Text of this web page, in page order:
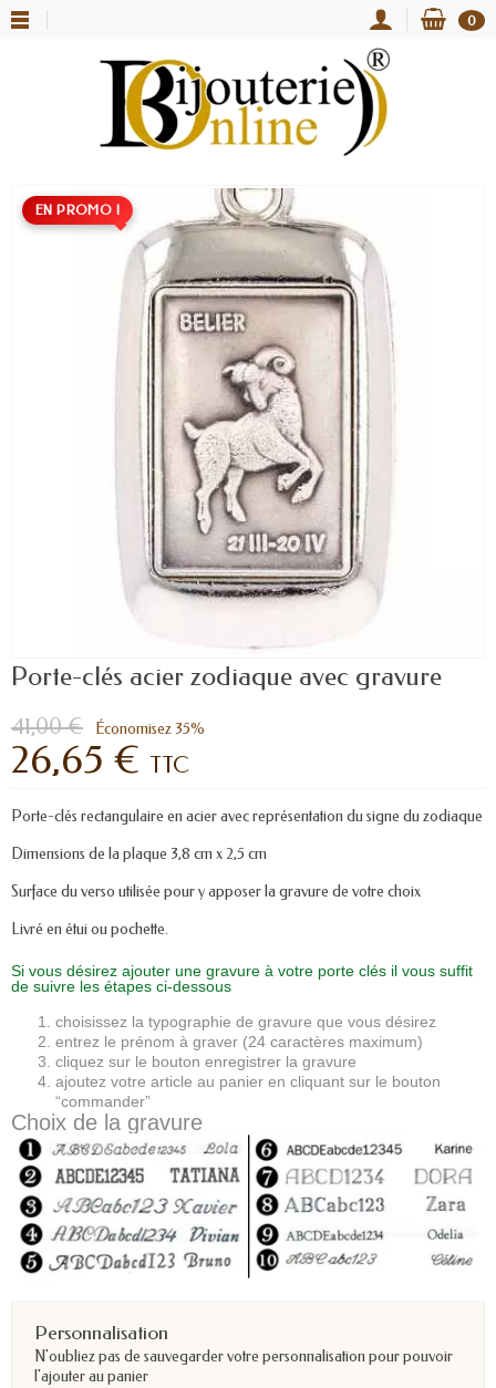
0
EN PROMO !
Porte-clés acier zodiaque avec gravure
41,00 € Économisez 35%
26,65 € TTC
Porte-clés rectangulaire en acier avec représentation du signe du zodiaque
Dimensions de la plaque 3,8 cm x 2,5 cm
Surface du verso utilisée pour y apposer la gravure de votre choix
Livré en étui ou pochette.
Si vous désirez ajouter une gravure à votre porte clés il vous suffit
de suivre les étapes ci-dessous
choisissez la typographie de gravure que vous désirez
entrez le prénom à graver (24 caractères maximum)
cliquez sur le bouton enregistrer la gravure
ajoutez votre article au panier en cliquant sur le bouton
“commander”
Choix de la gravure
Personnalisation
N'oubliez pas de sauvegarder votre personnalisation pour pouvoir
l'ajouter au panier